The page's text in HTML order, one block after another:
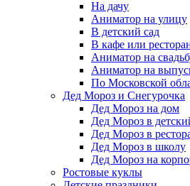
На дачу
Аниматор на улицу
В детский сад
В кафе или
Аниматор на
Аниматор на
По Московской
Дед Мороз и Снегурочка
Дед Мороз на дом
Дед Мороз в
Дед Мороз в
Дед Мороз в школу
Дед Мороз на
Ростовые куклы